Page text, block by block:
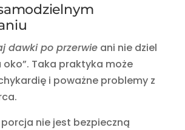
dawki po przerwieani nie dziel
oko”. Taka praktyka może
i poważne problemy z
nie jest bezpieczną